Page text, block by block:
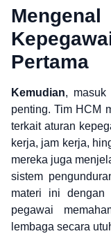
Pertama
Kemudian, masuk
penting. Tim HCM
terkait aturan
kerja, jam kerja,
mereka juga
sistem
materi ini dengan
pegawai
lembaga secara